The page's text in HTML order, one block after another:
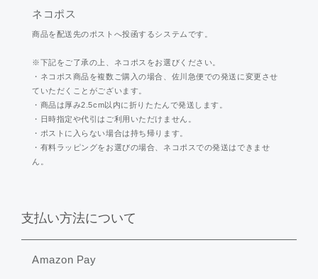
ネコポス
商品を配送先のポストへ投函するシステムです。
※下記をご了承の上、ネコポスをお選びください。
・ネコポス商品を複数ご購入の場合、佐川急便での発送に変更させ
ていただくことがございます。
・商品は厚み2.5cm以内に折りたたんで発送します。
・日時指定や代引はご利用いただけません。
・ポストに入らない場合は持ち帰ります。
・有料ラッピングをお選びの場合、ネコポスでの発送はできませ
ん。
支払い方法について
Amazon Pay